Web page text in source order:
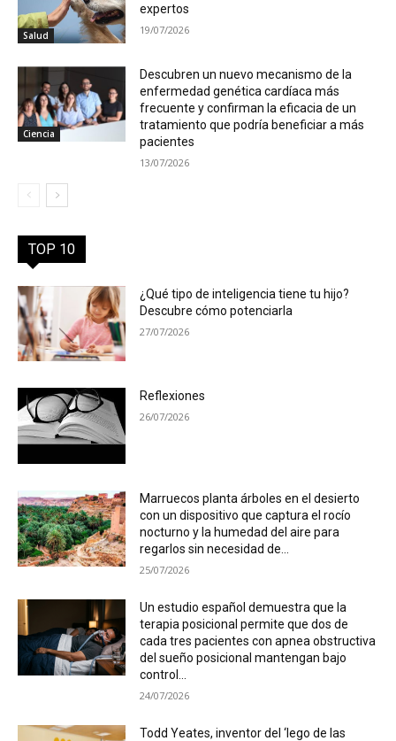
Salud
expertos
19/07/2026
Ciencia
Descubren un nuevo mecanismo de la
enfermedad genética cardíaca más
frecuente y confirman la eficacia de un
tratamiento que podría beneficiar a más
pacientes
13/07/2026
TOP 10
¿Qué tipo de inteligencia tiene tu hijo?
Descubre cómo potenciarla
27/07/2026
Reflexiones
26/07/2026
Marruecos planta árboles en el desierto
con un dispositivo que captura el rocío
nocturno y la humedad del aire para
regarlos sin necesidad de...
25/07/2026
Un estudio español demuestra que la
terapia posicional permite que dos de
cada tres pacientes con apnea obstructiva
del sueño posicional mantengan bajo
control...
24/07/2026
Todd Yeates, inventor del ‘lego de las